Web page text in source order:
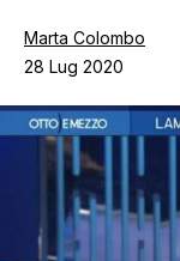
Chi siamo
Contatti
Marta Colombo
28 Lug 2020